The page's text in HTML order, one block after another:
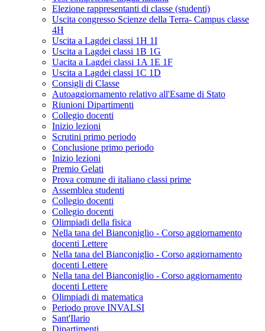
Elezione rappresentanti di classe (studenti)
Uscita congresso Scienze della Terra- Campus classe
4H
Uscita a Lagdei classi 1H 1I
Uscita a Lagdei classi 1B 1G
Uacita a Lagdei classi 1A 1E 1F
Uscita a Lagdei classi 1C 1D
Consigli di Classe
Autoaggiornamento relativo all'Esame di Stato
Riunioni Dipartimenti
Collegio docenti
Inizio lezioni
Scrutini primo periodo
Conclusione primo periodo
Inizio lezioni
Premio Gelati
Prova comune di italiano classi prime
Assemblea studenti
Collegio docenti
Collegio docenti
Olimpiadi della fisica
Nella tana del Bianconiglio - Corso aggiornamento
docenti Lettere
Nella tana del Bianconiglio - Corso aggiornamento
docenti Lettere
Nella tana del Bianconiglio - Corso aggiornamento
docenti Lettere
Olimpiadi di matematica
Periodo prove INVALSI
Sant'Ilario